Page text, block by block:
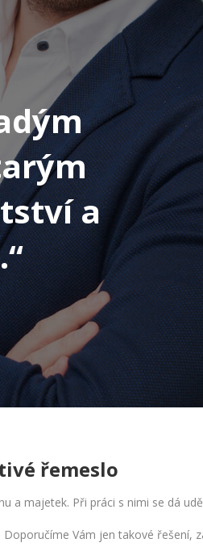
a
řemeslo
a majetek. Při práci s nimi se dá
Vám jen takové řešení,